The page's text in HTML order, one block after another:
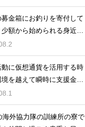
募金箱にお釣りを寄付して
額から始められる身近な
に仮想通貨を活用する時
を越えて瞬時に支援金が
海外協力隊の訓練所の寮で